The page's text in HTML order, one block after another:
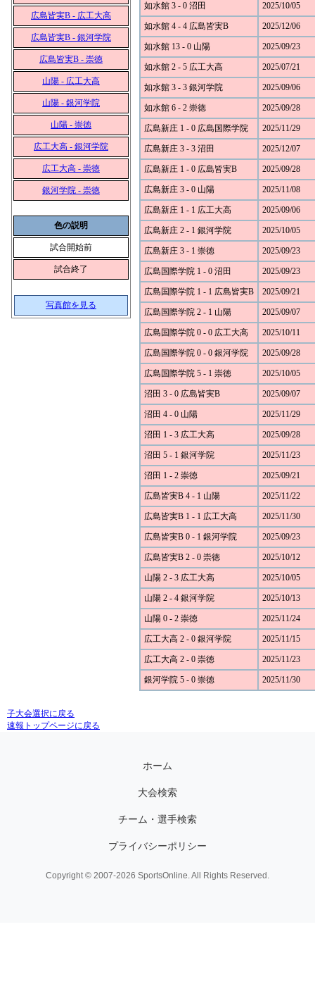
広島皆実B - 広工大高
広島皆実B - 銀河学院
広島皆実B - 崇徳
山陽 - 広工大高
山陽 - 銀河学院
山陽 - 崇徳
広工大高 - 銀河学院
広工大高 - 崇徳
銀河学院 - 崇徳
色の説明
試合開始前
試合終了
写真館を見る
如水館 3 - 0 沼田 2025/10/05
如水館 4 - 4 広島皆実B 2025/12/06
如水館 13 - 0 山陽 2025/09/23
如水館 2 - 5 広工大高 2025/07/21
如水館 3 - 3 銀河学院 2025/09/06
如水館 6 - 2 崇徳 2025/09/28
広島新庄 1 - 0 広島国際学院 2025/11/29
広島新庄 3 - 3 沼田 2025/12/07
広島新庄 1 - 0 広島皆実B 2025/09/28
広島新庄 3 - 0 山陽 2025/11/08
広島新庄 1 - 1 広工大高 2025/09/06
広島新庄 2 - 1 銀河学院 2025/10/05
広島新庄 3 - 1 崇徳 2025/09/23
広島国際学院 1 - 0 沼田 2025/09/23
広島国際学院 1 - 1 広島皆実B 2025/09/21
広島国際学院 2 - 1 山陽 2025/09/07
広島国際学院 0 - 0 広工大高 2025/10/11
広島国際学院 0 - 0 銀河学院 2025/09/28
広島国際学院 5 - 1 崇徳 2025/10/05
沼田 3 - 0 広島皆実B 2025/09/07
沼田 4 - 0 山陽 2025/11/29
沼田 1 - 3 広工大高 2025/09/28
沼田 5 - 1 銀河学院 2025/11/23
沼田 1 - 2 崇徳 2025/09/21
広島皆実B 4 - 1 山陽 2025/11/22
広島皆実B 1 - 1 広工大高 2025/11/30
広島皆実B 0 - 1 銀河学院 2025/09/23
広島皆実B 2 - 0 崇徳 2025/10/12
山陽 2 - 3 広工大高 2025/10/05
山陽 2 - 4 銀河学院 2025/10/13
山陽 0 - 2 崇徳 2025/11/24
広工大高 2 - 0 銀河学院 2025/11/15
広工大高 2 - 0 崇徳 2025/11/23
銀河学院 5 - 0 崇徳 2025/11/30
子大会選択に戻る
速報トップページに戻る
ホーム
大会検索
チーム・選手検索
プライバシーポリシー
Copyright © 2007-2026 SportsOnline. All Rights Reserved.